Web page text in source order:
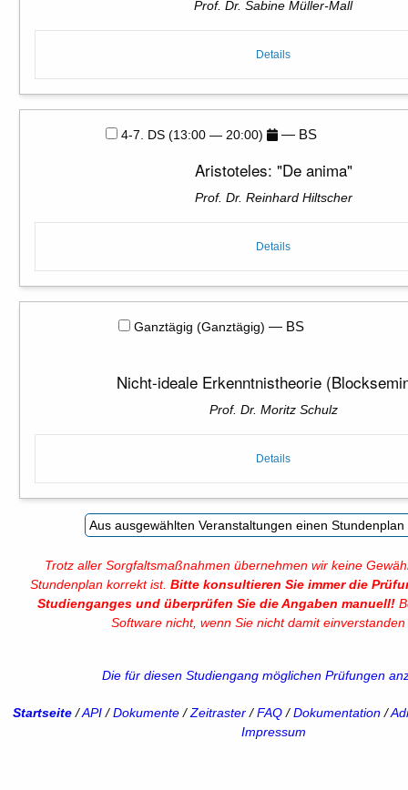
Prof. Dr. Sabine Müller-Mall
Details
4-7. DS (13:00 — 20:00) — BS
Aristoteles: "De anima"
Prof. Dr. Reinhard Hiltscher
Details
Ganztägig (Ganztägig) — BS
Nicht-ideale Erkenntnistheorie
Prof. Dr. Moritz Schulz
Details
Trotz aller Sorgfaltsmaßnahmen übernehmen wir keine
Stundenplan korrekt ist. Bitte konsultieren Sie immer die
Studienganges und überprüfen Sie die Angaben manuell!
Software nicht, wenn Sie nicht damit einverstanden
Die für diesen Studiengang möglichen Prüfungen
Startseite/API/Dokumente/Zeitraster/FAQ/Dokumentation/
Impressum